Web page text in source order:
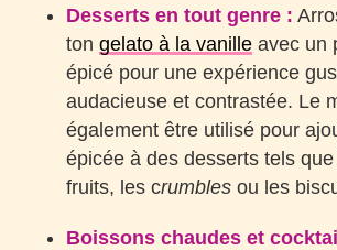
Desserts en tout genre :
ton gelato à la vanille avec un
épicé pour une expérience
audacieuse et contrastée. Le
également être utilisé pour
épicée à des desserts tels
fruits, les crumbles ou les
Boissons chaudes et